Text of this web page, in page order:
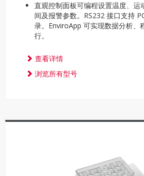
直观控制面板可编程设置温度、运
间及报警参数。RS232 接口支持
录。EnviroApp 可实现数据分析、
行。
查看详情
浏览所有型号